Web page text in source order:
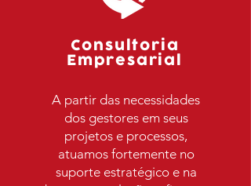
Consultoria
Empresarial
A partir das necessidades
dos gestores em seus
projetos e processos,
atuamos fortemente no
suporte estratégico e na